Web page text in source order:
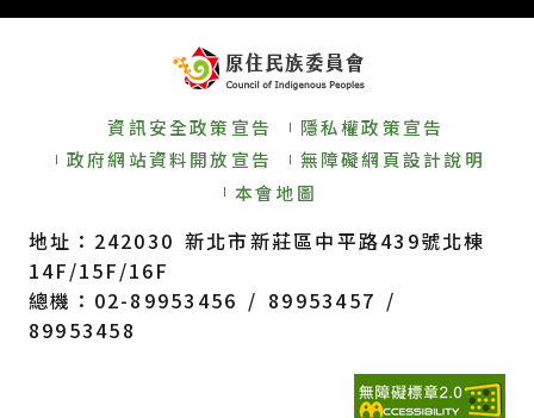
資訊安全政策宣告
隱私權政策宣告
政府網站資料開放宣告
無障礙網頁設計說明
本會地圖
地址：242030 新北市新莊區中平路439號北棟
14F/15F/16F
總機：02-89953456 / 89953457 /
89953458